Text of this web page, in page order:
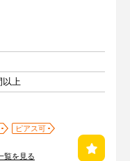
以上
ピアス可
覧を見る